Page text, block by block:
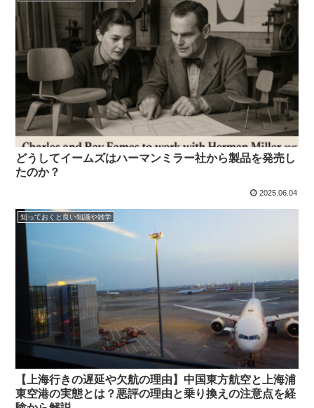
どうしてイームズはハーマンミラー社から製品を発売し
たのか？
2025.06.04
知っておくと良い知識や雑学
【上海行きの遅延や欠航の理由】中国東方航空と上海浦
東空港の実態とは？悪評の理由と乗り換えの注意点を経